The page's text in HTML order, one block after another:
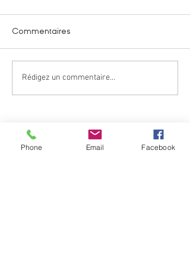
Le football s’invite à Bel’Air
Commentaires
Rédigez un commentaire...
Phone Email Facebook